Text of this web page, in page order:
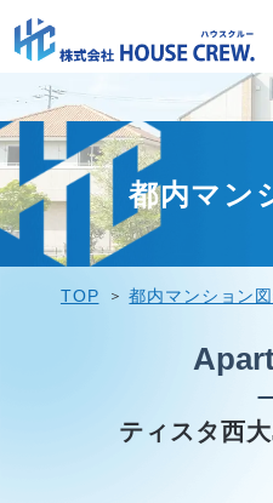
都内マン
TOP 都内マンション
ティスタ西